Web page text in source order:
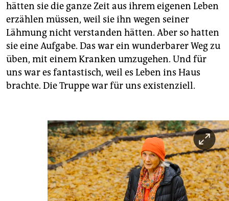
hätten sie die ganze Zeit aus ihrem eigenen Leben
erzählen müssen, weil sie ihn wegen seiner
Lähmung nicht verstanden hätten. Aber so hatten
sie eine Aufgabe. Das war ein wunderbarer Weg zu
üben, mit einem Kranken umzugehen. Und für
uns war es fantastisch, weil es Leben ins Haus
brachte. Die Truppe war für uns existenziell.